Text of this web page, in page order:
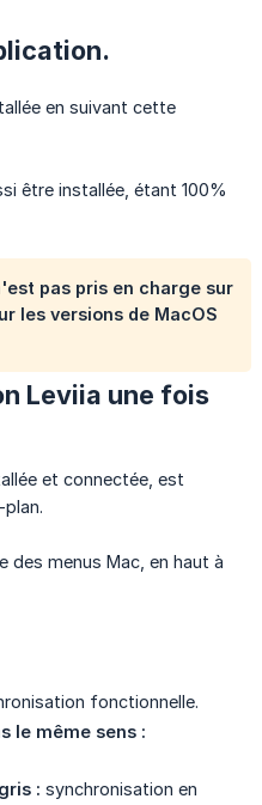
en suivant cette
être installée, étant 100%
pas pris en charge sur
les versions de MacOS
Leviia une fois
et connectée, est
des menus Mac, en haut à
fonctionnelle.
le même sens :
: synchronisation en